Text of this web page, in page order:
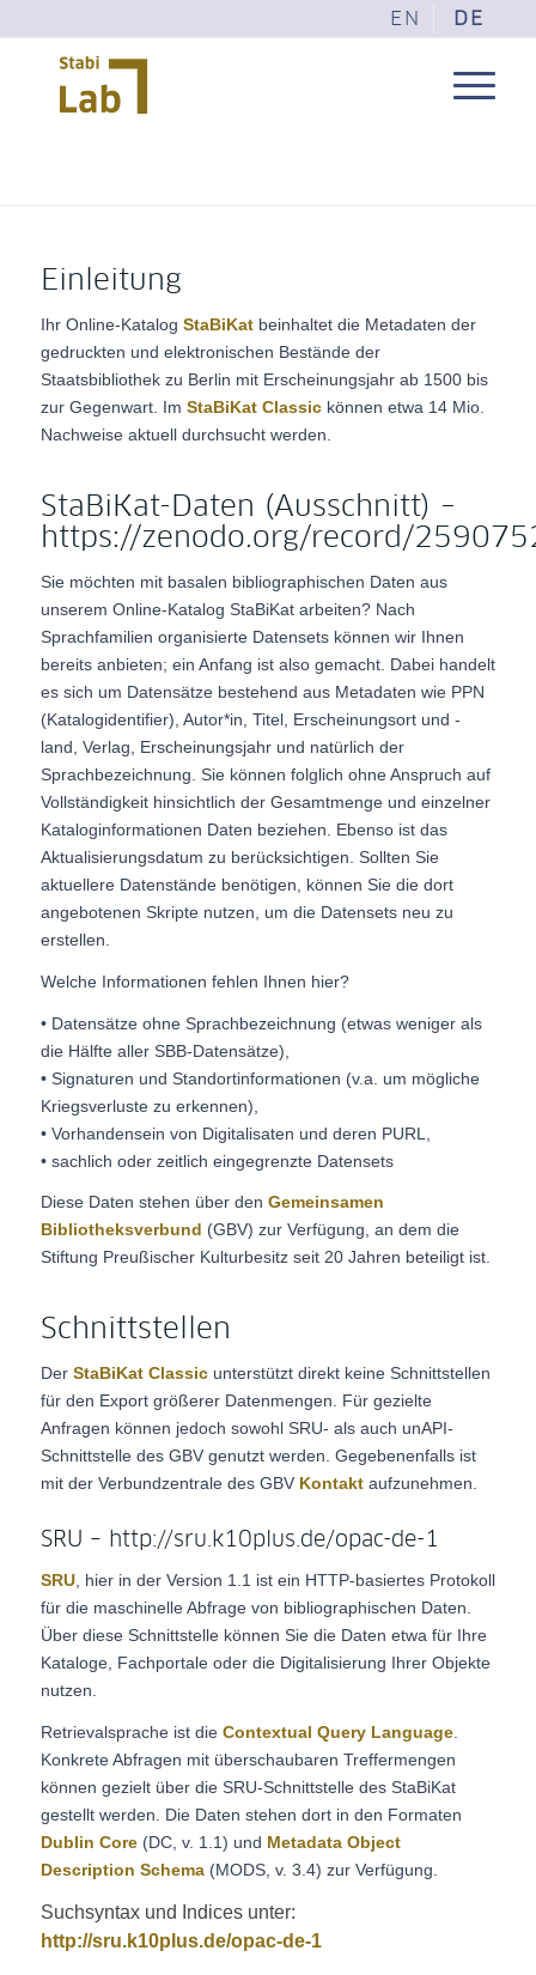
EN DE
Einleitung
Ihr Online-Katalog StaBiKatbeinhaltet die Metadaten der
gedruckten und elektronischen Bestände der
Staatsbibliothek zu Berlin mit Erscheinungsjahr ab 1500 bis
zur Gegenwart. Im StaBiKat Classickönnen etwa 14 Mio.
Nachweise aktuell durchsucht werden.
StaBiKat-Daten (Ausschnitt) –
https://zenodo.org/record/
Sie möchten mit basalen bibliographischen Daten aus
unserem Online-Katalog StaBiKat arbeiten? Nach
Sprachfamilien organisierte Datensets können wir Ihnen
bereits anbieten; ein Anfang ist also gemacht. Dabei handelt
es sich um Datensätze bestehend aus Metadaten wie PPN
(Katalogidentifier), Autor*in, Titel, Erscheinungsort und -
land, Verlag, Erscheinungsjahr und natürlich der
Sprachbezeichnung. Sie können folglich ohne Anspruch auf
Vollständigkeit hinsichtlich der Gesamtmenge und einzelner
Kataloginformationen Daten beziehen. Ebenso ist das
Aktualisierungsdatum zu berücksichtigen. Sollten Sie
aktuellere Datenstände benötigen, können Sie die dort
angebotenen Skripte nutzen, um die Datensets neu zu
erstellen.
Welche Informationen fehlen Ihnen hier?
• Datensätze ohne Sprachbezeichnung (etwas weniger als
die Hälfte aller SBB-Datensätze),
• Signaturen und Standortinformationen (v.a. um mögliche
Kriegsverluste zu erkennen),
• Vorhandensein von Digitalisaten und deren PURL,
• sachlich oder zeitlich eingegrenzte Datensets
Diese Daten stehen über den Gemeinsamen
Bibliotheksverbund (GBV) zur Verfügung, an dem die
Stiftung Preußischer Kulturbesitz seit 20 Jahren beteiligt ist.
Schnittstellen
Der StaBiKat Classicunterstützt direkt keine Schnittstellen
für den Export größerer Datenmengen. Für gezielte
Anfragen können jedoch sowohl SRU- als auch unAPI-
Schnittstelle des GBV genutzt werden. Gegebenenfalls ist
mit der Verbundzentrale des GBV Kontaktaufzunehmen.
SRU – http://sru.k10plus.de/opac-de-1
SRU, hier in der Version 1.1 ist ein HTTP-basiertes Protokoll
für die maschinelle Abfrage von bibliographischen Daten.
Über diese Schnittstelle können Sie die Daten etwa für Ihre
Kataloge, Fachportale oder die Digitalisierung Ihrer Objekte
nutzen.
Retrievalsprache ist die Contextual Query Language.
Konkrete Abfragen mit überschaubaren Treffermengen
können gezielt über die SRU-Schnittstelle des StaBiKat
gestellt werden. Die Daten stehen dort in den Formaten
Dublin Core(DC, v. 1.1) und Metadata Object
Description Schema(MODS, v. 3.4) zur Verfügung.
Suchsyntax und Indices unter:
http://sru.k10plus.de/opac-de-1